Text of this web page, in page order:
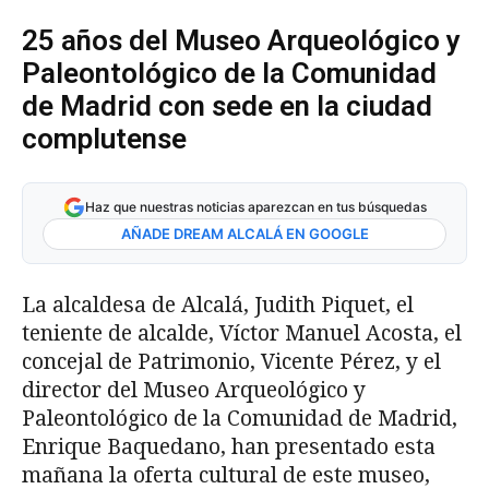
25 años del Museo Arqueológico y
Paleontológico de la Comunidad
de Madrid con sede en la ciudad
complutense
Haz que nuestras noticias aparezcan en tus búsquedas
AÑADE DREAM ALCALÁ EN GOOGLE
La alcaldesa de Alcalá, Judith Piquet, el
teniente de alcalde, Víctor Manuel Acosta, el
concejal de Patrimonio, Vicente Pérez, y el
director del Museo Arqueológico y
Paleontológico de la Comunidad de Madrid,
Enrique Baquedano, han presentado esta
mañana la oferta cultural de este museo,